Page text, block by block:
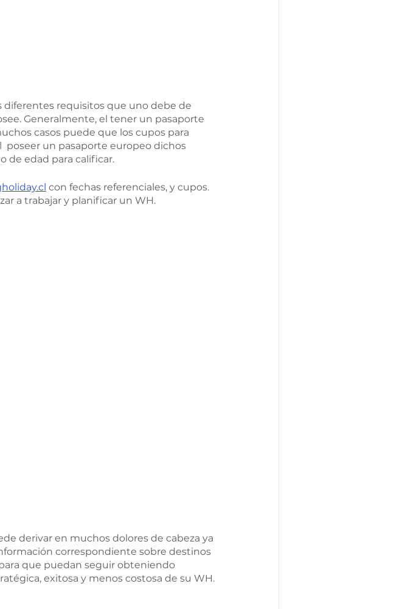
diferentes requisitos que uno debe de
Generalmente, el tener un pasaporte
casos puede que los cupos para
poseer un pasaporte europeo dichos
de edad para calificar.
con fechas referenciales, y cupos.
a trabajar y planificar un WH.
derivar en muchos dolores de cabeza ya
correspondiente sobre destinos
que puedan seguir obteniendo
exitosa y menos costosa de su WH.